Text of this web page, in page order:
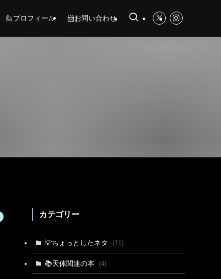
🙋プロフィール 📨お問い合わせ
カテゴリー
💡ちょっとしたネタ (11)
📚天体関連の本 (4)